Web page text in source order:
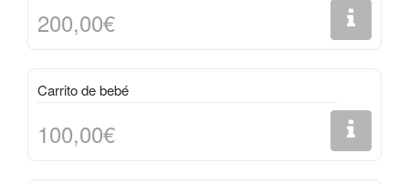
200,00€
Carrito de bebé
100,00€